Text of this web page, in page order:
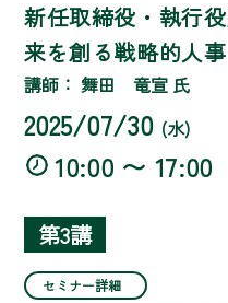
新任取締役・執行
来を創る戦略的人
講師： 舞田 竜宣 氏
2025/07/30 (水)
10:00 〜 17:00
第3講
セミナー詳細